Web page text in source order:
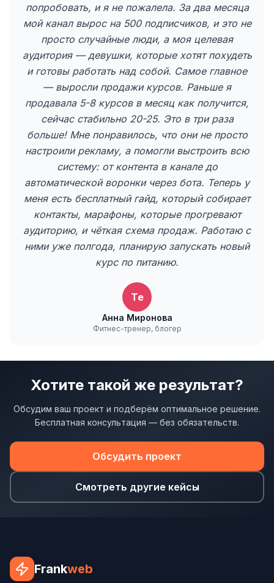
попробовать, и я не пожалела. За два месяца
мой канал вырос на 500 подписчиков, и это не
просто случайные люди, а моя целевая
аудитория — девушки, которые хотят похудеть
и готовы работать над собой. Самое главное
— выросли продажи курсов. Раньше я
продавала 5-8 курсов в месяц как получится,
сейчас стабильно 20-25. Это в три раза
больше! Мне понравилось, что они не просто
настроили рекламу, а помогли выстроить всю
систему: от контента в канале до
автоматической воронки через бота. Теперь у
меня есть бесплатный гайд, который собирает
контакты, марафоны, которые прогревают
аудиторию, и чёткая схема продаж. Работаю с
ними уже полгода, планирую запускать новый
курс по питанию.
Te
Анна Миронова
Фитнес-тренер, блогер
Хотите такой же результат?
Обсудим ваш проект и подберём оптимальное решение.
Бесплатная консультация — без обязательств.
Обсудить проект
Смотреть другие кейсы
Frankweb